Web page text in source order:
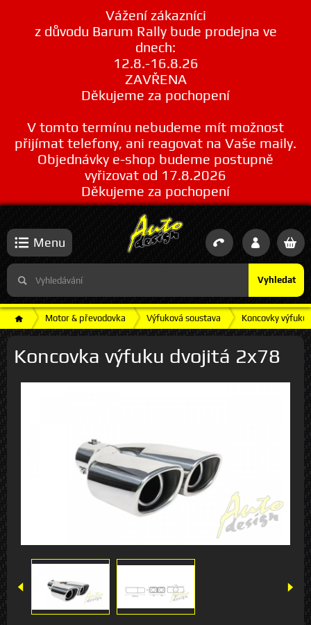
Vážení zákazníci
z důvodu Barum Rally bude prodejna ve
dnech:
12.8.-16.8.26
ZAVŘENA
Děkujeme za pochopení
V tomto termínu nebudeme mít možnost
přijímat telefony, ani reagovat na Vaše maily.
Objednávky e-shop budeme postupně
vyřizovat od 17.8.2026
Děkujeme za pochopení
Vyhledat
Menu
Motor & převodovka Výfuková soustava Koncovky výfuku
Koncovka výfuku dvojitá 2x78